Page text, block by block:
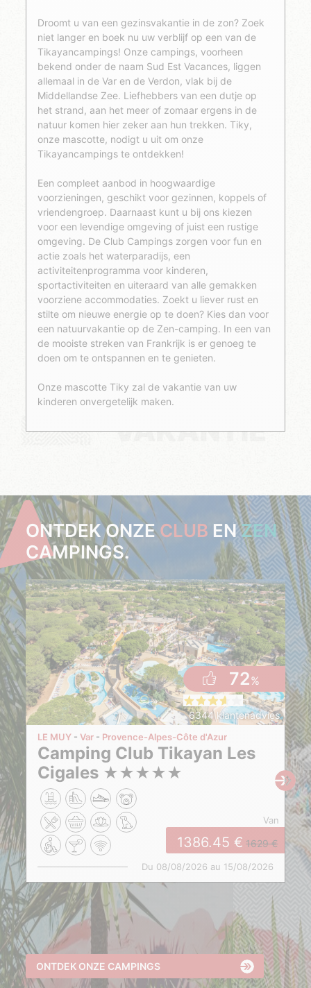
Droomt u van een gezinsvakantie in de zon? Zoek
niet langer en boek nu uw verblijf op een van de
Tikayancampings! Onze campings, voorheen
bekend onder de naam Sud Est Vacances, liggen
allemaal in de Var en de Verdon, vlak bij de
Middellandse Zee. Liefhebbers van een dutje op
het strand, aan het meer of zomaar ergens in de
natuur komen hier zeker aan hun trekken. Tiky,
onze mascotte, nodigt u uit om onze
Tikayancampings te ontdekken!
Een compleet aanbod in hoogwaardige
voorzieningen, geschikt voor gezinnen, koppels of
vriendengroep. Daarnaast kunt u bij ons kiezen
voor een levendige omgeving of juist een rustige
omgeving. De Club Campings zorgen voor fun en
actie zoals het waterparadijs, een
activiteitenprogramma voor kinderen,
sportactiviteiten en uiteraard van alle gemakken
voorziene accommodaties. Zoekt u liever rust en
stilte om nieuwe energie op te doen? Kies dan voor
een natuurvakantie op de Zen-camping. In een van
de mooiste streken van Frankrijk is er genoeg te
doen om te ontspannen en te genieten.
Onze mascotte Tiky zal de vakantie van uw
kinderen onvergetelijk maken.
VAKANTIE
ONTDEK ONZECLUB ENZEN
CAMPINGS.
72%
6344 klantenadvies
LE MUY Var Provence-Alpes-Côte d'Azur
Camping Club Tikayan Les
Cigales ★★★★★
van
1386.45 1629
Du 08/08/2026 au 15/08/2026
ONTDEK ONZE CAMPINGS